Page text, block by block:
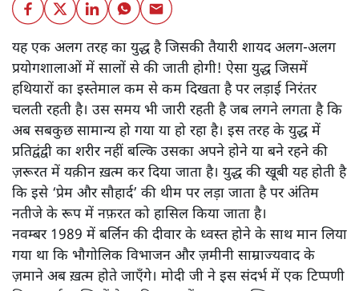
यह एक अलग तरह का युद्ध है जिसकी तैयारी शायद अलग-अलग
प्रयोगशालाओं में सालों से की जाती होगी! ऐसा युद्ध जिसमें
हथियारों का इस्तेमाल कम से कम दिखता है पर लड़ाई निरंतर
चलती रहती है। उस समय भी जारी रहती है जब लगने लगता है कि
अब सबकुछ सामान्य हो गया या हो रहा है। इस तरह के युद्ध में
प्रतिद्वंद्वी का शरीर नहीं बल्कि उसका अपने होने या बने रहने की
ज़रूरत में यक़ीन ख़त्म कर दिया जाता है। युद्ध की खूबी यह होती है
कि इसे ‘प्रेम और सौहार्द’ की थीम पर लड़ा जाता है पर अंतिम
नतीजे के रूप में नफ़रत को हासिल किया जाता है।
नवम्बर 1989 में बर्लिन की दीवार के ध्वस्त होने के साथ मान लिया
गया था कि भौगोलिक विभाजन और ज़मीनी साम्राज्यवाद के
ज़माने अब ख़त्म होते जाएँगे। मोदी जी ने इस संदर्भ में एक टिप्पणी